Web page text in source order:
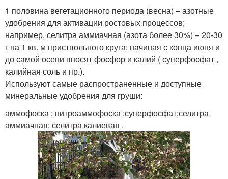
1 половина вегетационного периода (весна) – азотные
удобрения для активации ростовых процессов;
например, селитра аммиачная (азота более 30%) – 20-30
г на 1 кв. м приствольного круга; начиная с конца июня и
до самой осени вносят фосфор и калий ( суперфосфат ,
калийная соль и пр.).
Используют самые распространенные и доступные
минеральные удобрения для груши:
аммофоска ; нитроаммофоска ;суперфосфат;селитра
аммиачная; селитра калиевая .